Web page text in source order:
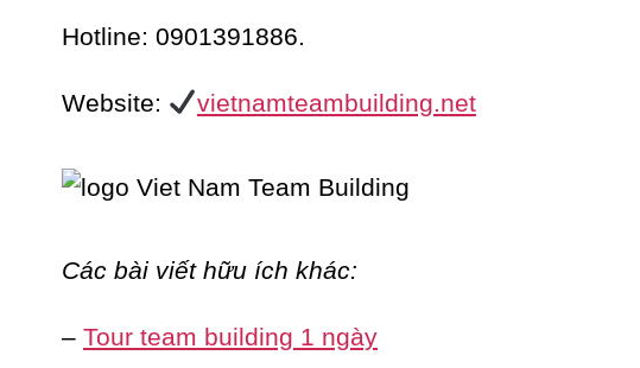
Hotline: 0901391886.
Website: vietnamteambuilding.net
Các bài viết hữu ích khác:
– Tour team building 1 ngày